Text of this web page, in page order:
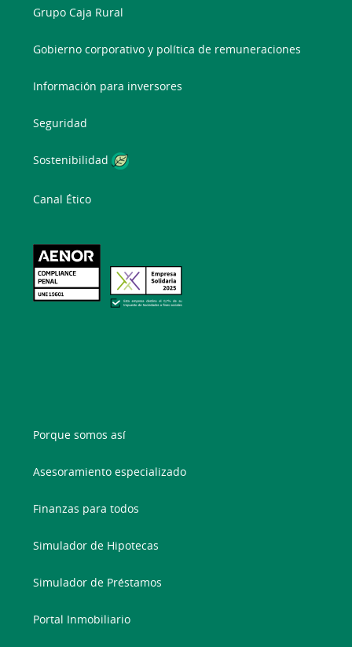
Grupo Caja Rural
Gobierno corporativo y política de remuneraciones
Información para inversores
Seguridad
Sostenibilidad
Canal Ético
Porque somos así
Asesoramiento especializado
Finanzas para todos
Simulador de Hipotecas
Simulador de Préstamos
Portal Inmobiliario